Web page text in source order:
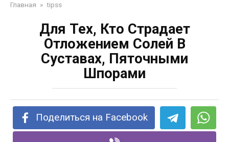
Главная » tipss
Для Тех, Кто Страдает
Отложением Солей В
Суставах, Пяточными
Шпорами
Поделиться на Facebook